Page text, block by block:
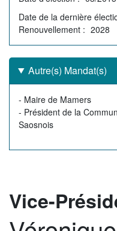
Date de la dernière
Renouvellement
2028
Autre(s) Mandat(s)
Autre(s)
mandat(s)
- Maire de Mamers
- Président de la
Saosnois
Rôle
Vice-
Membre